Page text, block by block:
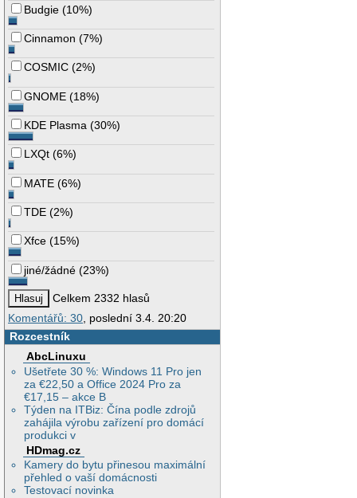
Budgie (10%)
Cinnamon (7%)
COSMIC (2%)
GNOME (18%)
KDE Plasma (30%)
LXQt (6%)
MATE (6%)
TDE (2%)
Xfce (15%)
jiné/žádné (23%)
Celkem 2332 hlasů
Komentářů: 30, poslední 3.4. 20:20
Rozcestník
AbcLinuxu
Ušetřete 30 %: Windows 11 Pro jen
za €22,50 a Office 2024 Pro za
€17,15 – akce B
Týden na ITBiz: Čína podle zdrojů
zahájila výrobu zařízení pro domácí
produkci v
HDmag.cz
Kamery do bytu přinesou maximální
přehled o vaší domácnosti
Testovací novinka